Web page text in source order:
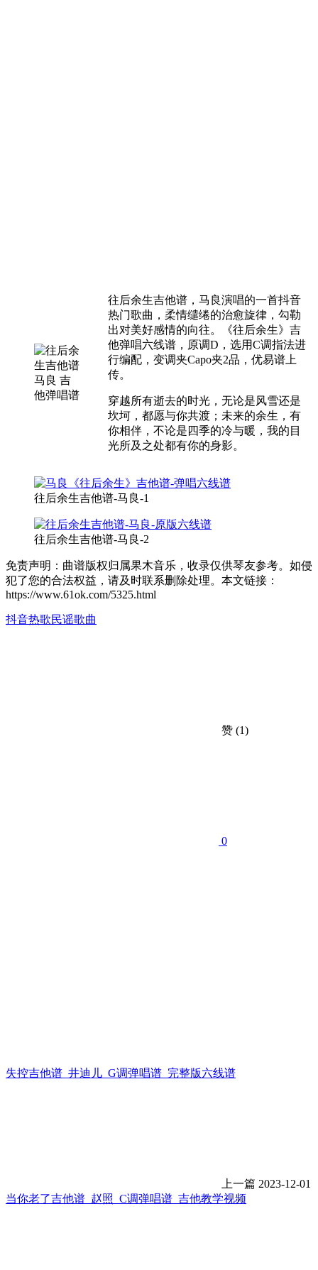
往后余生吉他谱，马良演唱的一首抖音
热门歌曲，柔情缱绻的治愈旋律，勾勒
出对美好感情的向往。《往后余生》吉
他弹唱六线谱，原调D，选用C调指法进
行编配，变调夹Capo夹2品，优易谱上
传。
穿越所有逝去的时光，无论是风雪还是
坎坷，都愿与你共渡；未来的余生，有
你相伴，不论是四季的冷与暖，我的目
光所及之处都有你的身影。
往后余生吉他谱-马良-1
往后余生吉他谱-马良-2
免责声明：曲谱版权归属果木音乐，收录仅供琴友参考。如侵
犯了您的合法权益，请及时联系删除处理。本文链接：
https://www.61ok.com/5325.html
抖音热歌民谣歌曲
赞 (1)
0
失控吉他谱_井迪儿_G调弹唱谱_完整版六线谱
上一篇 2023-12-01
当你老了吉他谱_赵照_C调弹唱谱_吉他教学视频